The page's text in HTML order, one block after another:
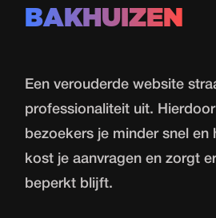
BAKHUIZEN
Een verouderde website
professionaliteit uit.
bezoekers je minder snel en
kost je aanvragen en zorgt
beperkt blijft.